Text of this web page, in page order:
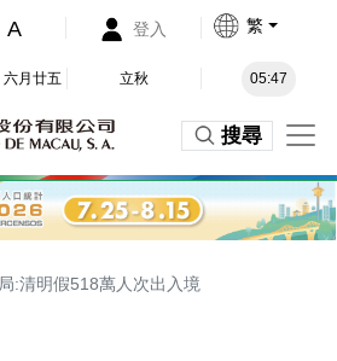
A 登入 繁
月廿五 立秋 05:47
搜尋
:清明假518萬人次出入境